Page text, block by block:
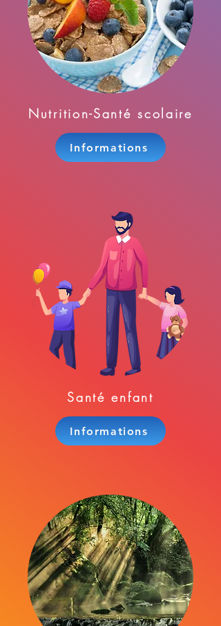
Nutrition-Santé scolaire
Informations
Santé enfant
Informations